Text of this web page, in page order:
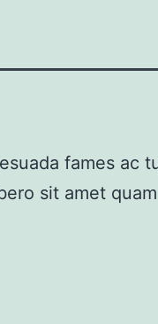
fames ac
sit amet